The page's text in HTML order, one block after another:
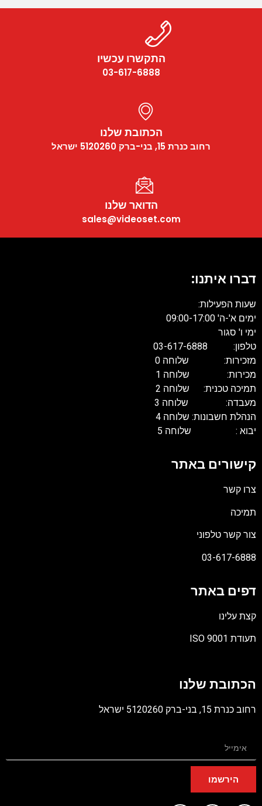
התקשרו עכשיו
03-617-6888
הכתובת שלנו
רחוב כנרת 15, בני-ברק 5120260 ישראל
הדואר שלנו
sales@videoset.com
דברו איתנו:
שעות הפעילות:
ימים א'-ה' 09:00-17:00
ימי ו' סגור
טלפון: 03-617-6888
מזכירות: שלוחה 0
מכירות: שלוחה 1
תמיכה טכנית: שלוחה 2
מעבדה: שלוחה 3
הנהלת חשבונות: שלוחה 4
יבוא : שלוחה 5
קישורים באתר
צרו קשר
תמיכה
צור קשר טלפוני
03-617-6888
דפים באתר
קצת עלינו
תעודת ISO 9001
PDF
הכתובת שלנו
רחוב כנרת 15, בני-ברק 5120260 ישראל
הירשמו